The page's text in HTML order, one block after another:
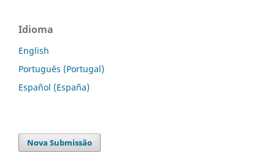
Idioma
English
Português (Portugal)
Español (España)
Nova Submissão